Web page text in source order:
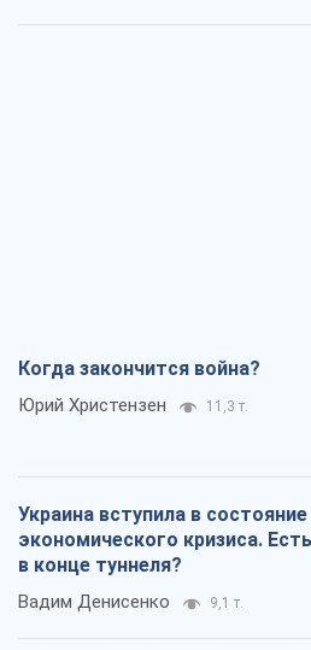
Когда закончится война?
Юрий Христензен 11,3 т.
Украина вступила в состояние
экономического кризиса.
в конце туннеля?
Вадим Денисенко 9,1 т.